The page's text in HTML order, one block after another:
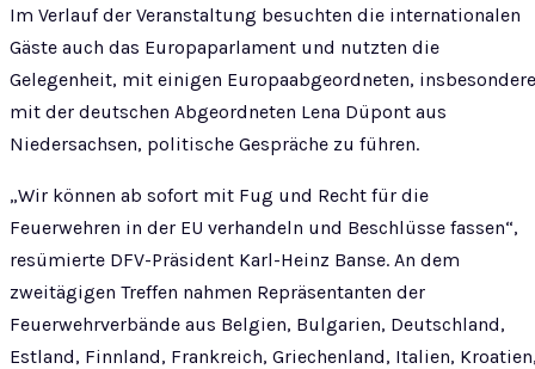
Im Verlauf der Veranstaltung besuchten die internationalen
Gäste auch das Europaparlament und nutzten die
Gelegenheit, mit einigen Europaabgeordneten, insbesondere
mit der deutschen Abgeordneten Lena Düpont aus
Niedersachsen, politische Gespräche zu führen.
„Wir können ab sofort mit Fug und Recht für die
Feuerwehren in der EU verhandeln und Beschlüsse fassen“,
resümierte DFV-Präsident Karl-Heinz Banse. An dem
zweitägigen Treffen nahmen Repräsentanten der
Feuerwehrverbände aus Belgien, Bulgarien, Deutschland,
Estland, Finnland, Frankreich, Griechenland, Italien,